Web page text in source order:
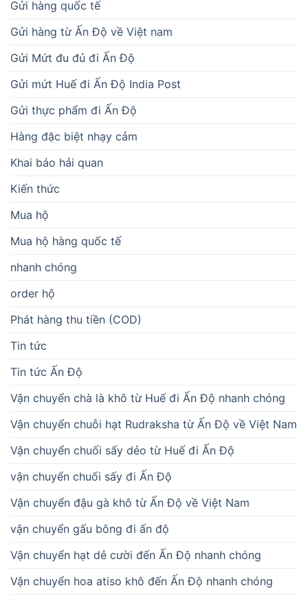
Gửi hàng quốc tế
Gửi hàng từ Ấn Độ về Việt nam
Gửi Mứt đu đủ đi Ấn Độ
Gửi mứt Huế đi Ấn Độ India Post
Gửi thực phẩm đi Ấn Độ
Hàng đặc biệt nhạy cảm
Khai báo hải quan
Kiến thức
Mua hộ
Mua hộ hàng quốc tế
nhanh chóng
order hộ
Phát hàng thu tiền (COD)
Tin tức
Tin tức Ấn Độ
Vận chuyển chà là khô từ Huế đi Ấn Độ nhanh chóng
Vận chuyển chuỗi hạt Rudraksha từ Ấn Độ về Việt Nam
Vận chuyển chuối sấy dẻo từ Huế đi Ấn Độ
vận chuyển chuối sấy đi Ấn Độ
Vận chuyển đậu gà khô từ Ấn Độ về Việt Nam
vận chuyển gấu bông đi ấn độ
Vận chuyển hạt dẻ cười đến Ấn Độ nhanh chóng
Vận chuyển hoa atiso khô đến Ấn Độ nhanh chóng